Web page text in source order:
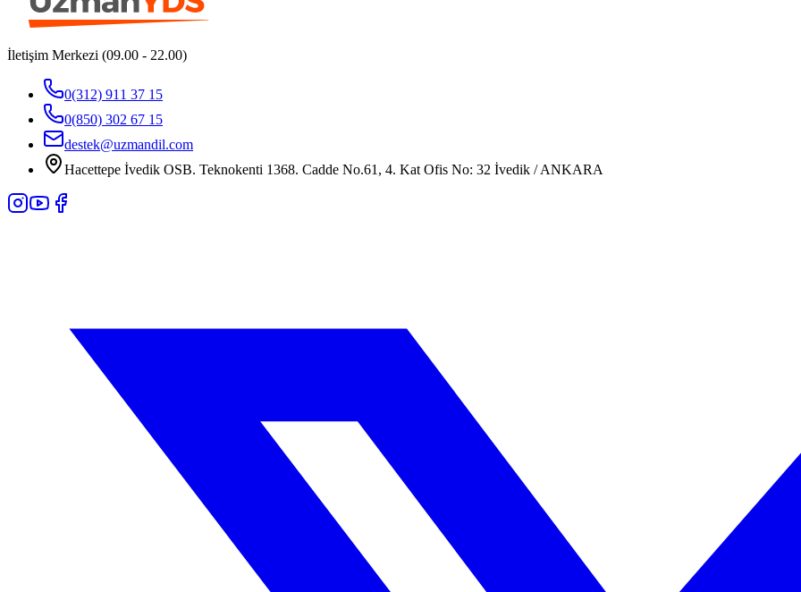
İletişim Merkezi (09.00 - 22.00)
0(312) 911 37 15
0(850) 302 67 15
destek@uzmandil.com
Hacettepe İvedik OSB. Teknokenti 1368. Cadde No.61, 4. Kat Ofis No: 32 İvedik / ANKARA